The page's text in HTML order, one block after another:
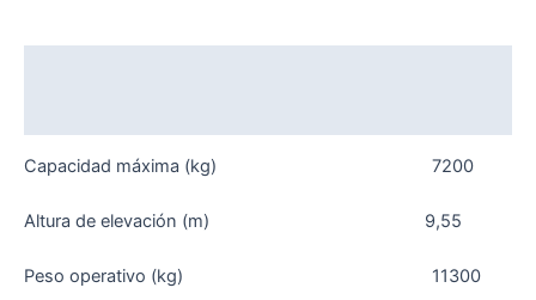
Capacidad máxima (kg) 7200
Altura de elevación (m) 9,55
Peso operativo (kg) 11300